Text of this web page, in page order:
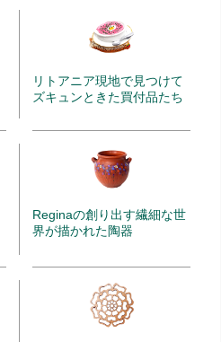
リトアニア現地で見つけて
ズキュンときた買付品たち
Reginaの創り出す繊細な世
界が描かれた陶器